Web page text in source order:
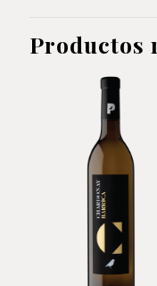
Productos